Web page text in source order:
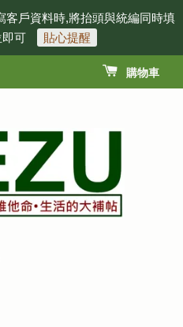
客戶資料時,將抬頭與統編同時填
即可
貼心提醒
購物車